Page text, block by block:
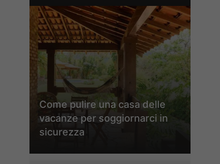
Come pulire una casa delle
vacanze per soggiornarci in
sicurezza